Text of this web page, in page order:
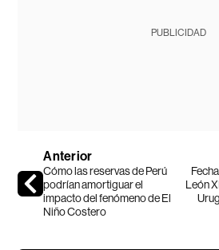
PUBLICIDAD
Anterior
Cómo las reservas de Perú
podrían amortiguar el
impacto del fenómeno de El
Niño Costero
León